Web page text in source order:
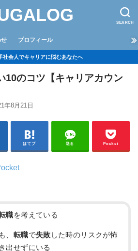
SEARCH
せ プロフィール
社会人でキャリアに悩むあなたへ
10のコツ【キャリアカウン
年8月21日
はてブ 送る Pocket
職を考えている
、 転職で失敗 した時のリスクが怖
出せずにいる